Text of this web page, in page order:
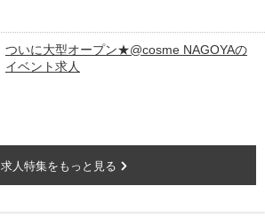
ついに大型オープン★@cosme NAGOYAの
イベント求人
求人特集をもっと見る